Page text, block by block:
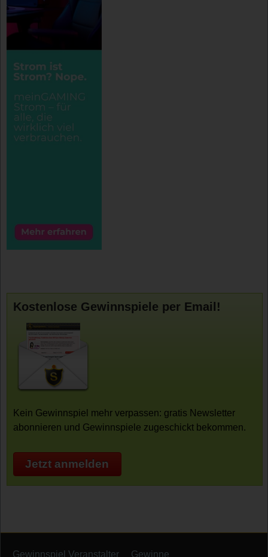
Kostenlose Gewinnspiele per Email!
Kein Gewinnspiel mehr verpassen: gratis Newsletter
abonnieren und Gewinnspiele zugeschickt bekommen.
Jetzt anmelden
Gewinnspiel Veranstalter Gewinne